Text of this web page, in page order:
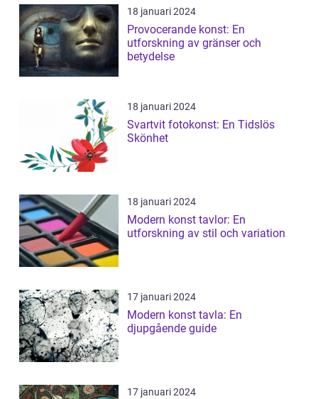
18 januari 2024
Provocerande konst: En
utforskning av gränser och
betydelse
18 januari 2024
Svartvit fotokonst: En Tidslös
Skönhet
18 januari 2024
Modern konst tavlor: En
utforskning av stil och variation
17 januari 2024
Modern konst tavla: En
djupgående guide
17 januari 2024